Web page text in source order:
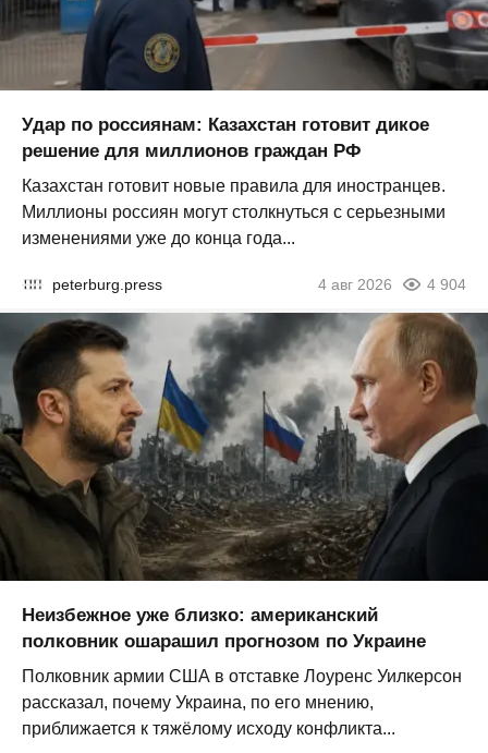
Удар по россиянам: Казахстан готовит дикое
решение для миллионов граждан РФ
Казахстан готовит новые правила для иностранцев.
Миллионы россиян могут столкнуться с серьезными
изменениями уже до конца года...
peterburg.press 4 авг 2026 4 904
Неизбежное уже близко: американский
полковник ошарашил прогнозом по Украине
Полковник армии США в отставке Лоуренс Уилкерсон
рассказал, почему Украина, по его мнению,
приближается к тяжёлому исходу конфликта...